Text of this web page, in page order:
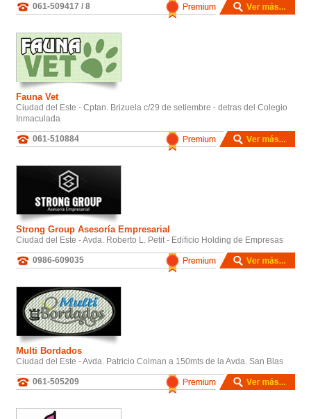
061-509417 / 8
Fauna Vet
Ciudad del Este - Cptan. Brizuela c/29 de setiembre - detras del Colegio
Inmaculada
061-510884
Strong Group Asesoría Empresarial
Ciudad del Este - Avda. Roberto L. Petit - Edificio Holding de Empresas
0986-609035
Multi Bordados
Ciudad del Este - Avda. Patricio Colman a 150mts de la Avda. San Blas
061-505209